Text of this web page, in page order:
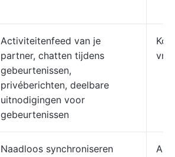
Activiteitenfeed van je
partner, chatten tijdens
gebeurtenissen,
privéberichten, deelbare
uitnodigingen voor
gebeurtenissen
Naadloos synchroniseren